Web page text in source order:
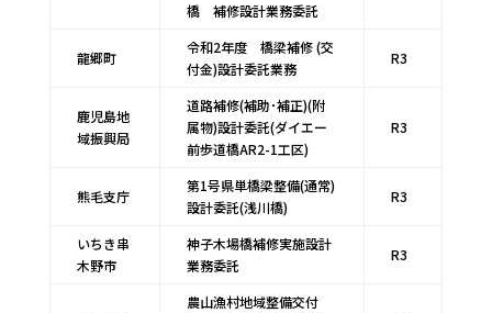
橋 補修設計業務委託
龍郷町
令和2年度 橋梁補修 (交
付金)設計委託業務
R3
鹿児島地
域振興局
道路補修(補助･補正)(附
属物)設計委託(ダイエー
前歩道橋AR2-1工区)
R3
熊毛支庁
第1号県単橋梁整備(通常)
設計委託(浅川橋)
R3
いちき串
木野市
神子木場橋補修実施設計
業務委託
R3
農山漁村地域整備交付